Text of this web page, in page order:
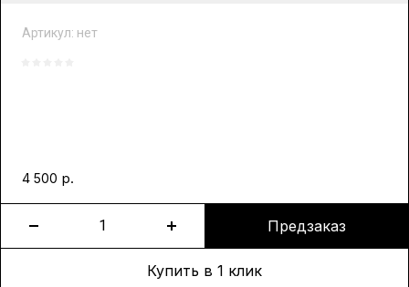
Артикул: нет
4 500 р.
Предзаказ
Купить в 1 клик